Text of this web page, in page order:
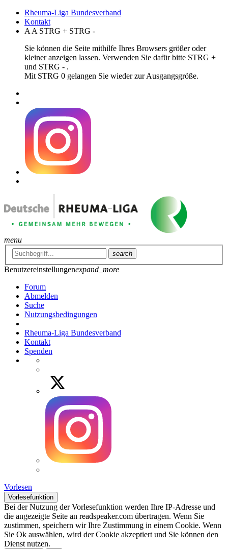
Rheuma-Liga Bundesverband
Kontakt
A A STRG + STRG -
Sie können die Seite mithilfe Ihres Browsers größer oder
kleiner anzeigen lassen. Verwenden Sie dafür bitte STRG +
und STRG - .
Mit STRG 0 gelangen Sie wieder zur Ausgangsgröße.
menu
search
Benutzereinstellungenexpand_more
Forum
Abmelden
Suche
Nutzungsbedingungen
Rheuma-Liga Bundesverband
Kontakt
Spenden
Vorlesen
Vorlesefunktion
Bei der Nutzung der Vorlesefunktion werden Ihre IP-Adresse und
die angezeigte Seite an readspeaker.com übertragen. Wenn Sie
zustimmen, speichern wir Ihre Zustimmung in einem Cookie. Wenn
Sie Ok auswählen, wird der Cookie akzeptiert und Sie können den
Dienst nutzen.